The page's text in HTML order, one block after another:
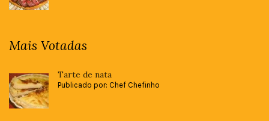
Mais Votadas
Tarte de nata
Publicado por: Chef Chefinho